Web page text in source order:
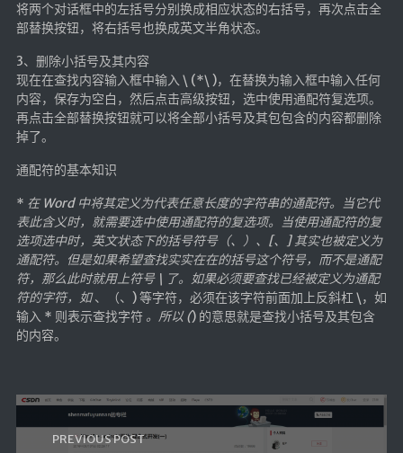
将两个对话框中的左括号分别换成相应状态的右括号，再次点击全
部替换按钮，将右括号也换成英文半角状态。
3、删除小括号及其内容
现在在查找内容输入框中输入 \ (*\ )，在替换为输入框中输入任何
内容，保存为空白，然后点击高级按钮，选中使用通配符复选项。
再点击全部替换按钮就可以将全部小括号及其包包含的内容都删除
掉了。
通配符的基本知识
* 在 Word 中将其定义为代表任意长度的字符串的通配符。当它代
表此含义时，就需要选中使用通配符的复选项。当使用通配符的复
选项选中时，英文状态下的括号符号（、）、[、] 其实也被定义为
通配符。但是如果希望查找实实在在的括号这个符号，而不是通配
符，那么此时就用上符号 \ 了。如果必须要查找已经被定义为通配
符的字符，如、（、) 等字符，必须在该字符前面加上反斜杠 \，如
输入 * 则表示查找字符 。所以 () 的意思就是查找小括号及其包含
的内容。
PREVIOUS POST
网页代理
Google访问助手
🎬在线影视
星视界
影视无广告
在线影视备用
在线影视 备用1
在线影视 备用2
英美日韩剧
在线影视(失效)
电影下载